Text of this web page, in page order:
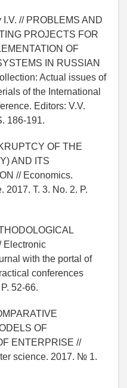
// PROBLEMS AND
PROJECTS FOR
OF
IN RUSSIAN
Actual issues of
of the International
Editors: V.V.
186-191.
OF THE
AND ITS
// Economics.
2017. T. 3. No. 2. P.
Electronic
with the portal of
conferences
52-66.
OF
ENTERPRISE //
science. 2017. № 1.